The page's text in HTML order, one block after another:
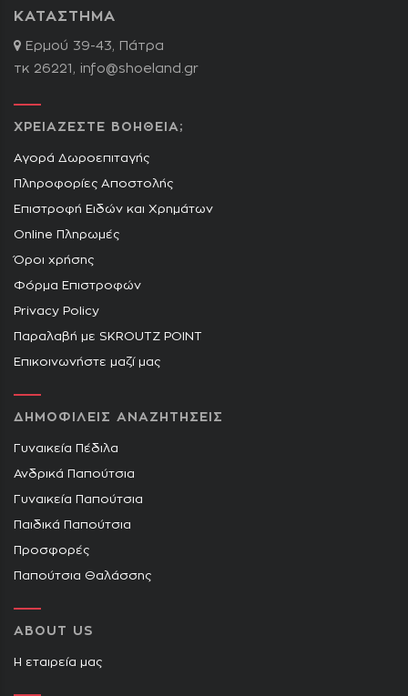
ΚΑΤΑΣΤΗΜΑ
Ερμού 39-43, Πάτρα
τκ 26221, info@shoeland.gr
ΧΡΕΙΑΖΕΣΤΕ ΒΟΗΘΕΙΑ;
Αγορά Δωροεπιταγής
Πληροφορίες Αποστολής
Επιστροφή Ειδών και Χρημάτων
Online Πληρωμές
Όροι χρήσης
Φόρμα Επιστροφών
Privacy Policy
Παραλαβή με SKROUTZ POINT
Επικοινωνήστε μαζί μας
ΔΗΜΟΦΙΛΕΙΣ ΑΝΑΖΗΤΗΣΕΙΣ
Γυναικεία Πέδιλα
Ανδρικά Παπούτσια
Γυναικεία Παπούτσια
Παιδικά Παπούτσια
Προσφορές
Παπούτσια Θαλάσσης
ABOUT US
Η εταιρεία μας